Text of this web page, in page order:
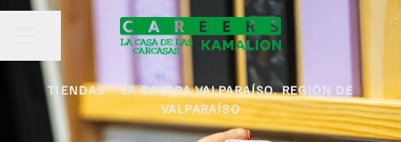
MENÚ DE EMPLEO
Compartir página
TIENDAS · LA CALERA VALPARAÍSO, REGIÓN DE
VALPARAÍSO